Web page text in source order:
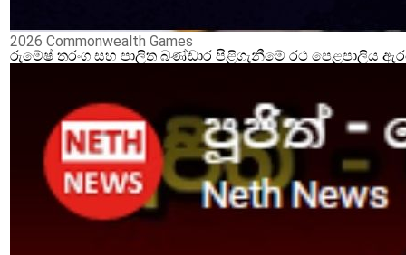
2026 Commonwealth Games
රුමේෂ් තරංග සහ පාලිත බණ්ඩාර පිළිගැනීමේ රථ පෙළපාලිය